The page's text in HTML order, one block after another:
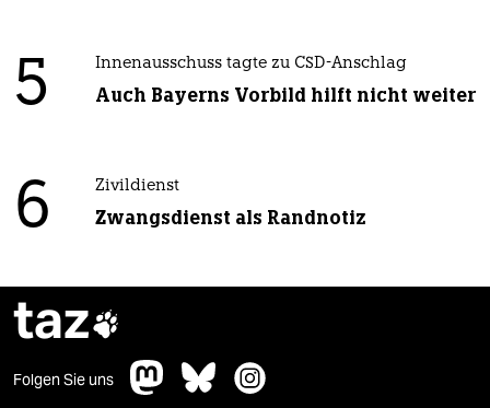
5 Innenausschuss tagte zu CSD-Anschlag
Auch Bayerns Vorbild hilft nicht weiter
6 Zivildienst
Zwangsdienst als Randnotiz
taz
Folgen Sie uns